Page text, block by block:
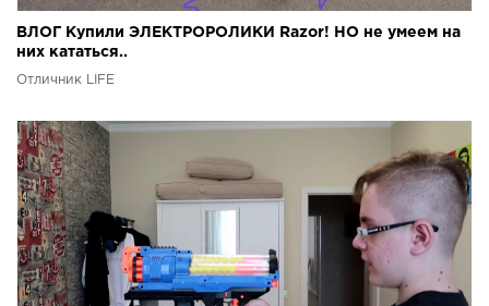
ВЛОГ Купили ЭЛЕКТРОРОЛИКИ Razor! НО не умеем на
них кататься..
Отличник LIFE